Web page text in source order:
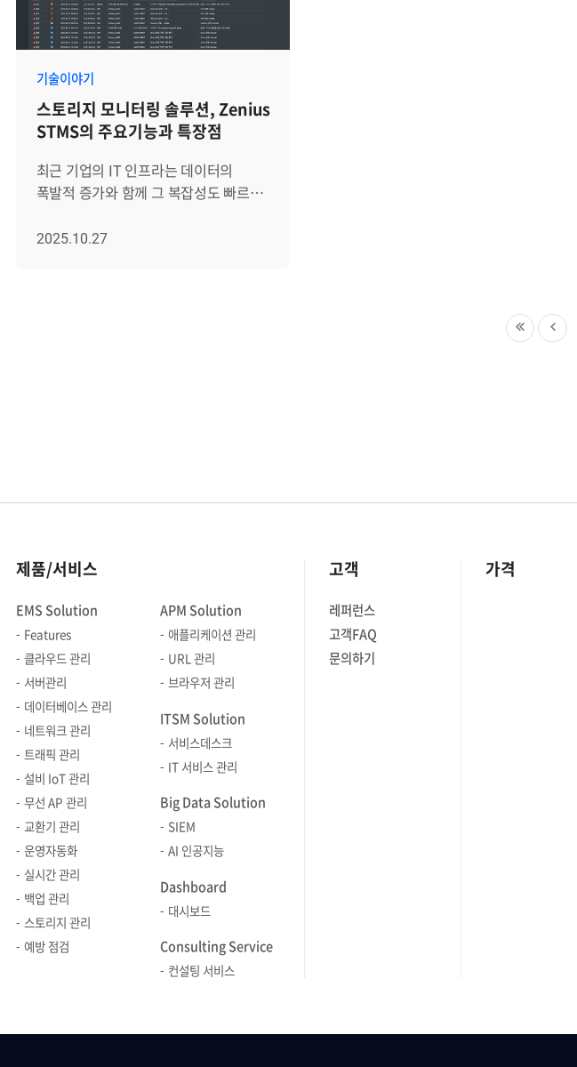
기술이야기
스토리지 모니터링 솔루션, Zenius
STMS의 주요기능과 특장점
최근 기업의 IT 인프라는 데이터의
폭발적 증가와 함께 그 복잡성도 빠르게
분석, GPU 기반 워크로드 확산은
제각각이어서, 운영자가 여러 개별
복잡도를 높일 뿐만 아니라 장애 대응
서비스 중단이라는 위험까지 초래할 수
있습니다. 따라서 오늘날 스토리지
관제의 핵심은 단순히 얼마나 많은
데이터를 저장할 수 있는가가 아니라,
얼마나 안정적으로 전체 스토리지를
통합 관리하고 장애를 사전에 예측·
대응할 수 있는가로 바뀌고 있습니다.
이러한 변화의 흐름 속에서
브레인즈컴퍼니는 Zenius STMS를
통해 다양한 벤더의 스토리지 장비를
통합적으로 관리할 수 있는 환경을
제공하고 있습니다. Zenius STMS는
스토리지의 성능을 실시간으로
모니터링하고, 장애를 신속하게 감지·
통보하여 안정적인 인프라 운영을
지원하며 널리 활용되고 있습니다.
스토리지 모니터링 솔루션, Zenius
표시하는 수준을 넘어, 운영자가 직면한
2025.10.27
제품/서비스
EMS Solution
Features
클라우드 관리
서버관리
데이터베이스 관리
네트워크 관리
트래픽 관리
설비 IoT 관리
무선 AP 관리
교환기 관리
운영자동화
실시간 관리
백업 관리
스토리지 관리
예방 점검
APM Solution
애플리케이션 관리
URL 관리
브라우저 관리
ITSM Solution
서비스데스크
IT 서비스 관리
Big Data Solution
SIEM
AI 인공지능
Dashboard
대시보드
Consulting Service
컨설팅 서비스
고객
레퍼런스
고객FAQ
문의하기
가격